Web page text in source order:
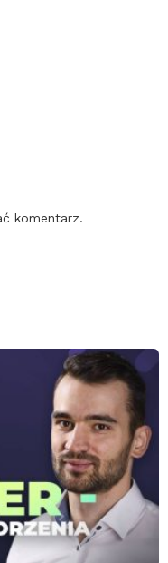
komentarz.